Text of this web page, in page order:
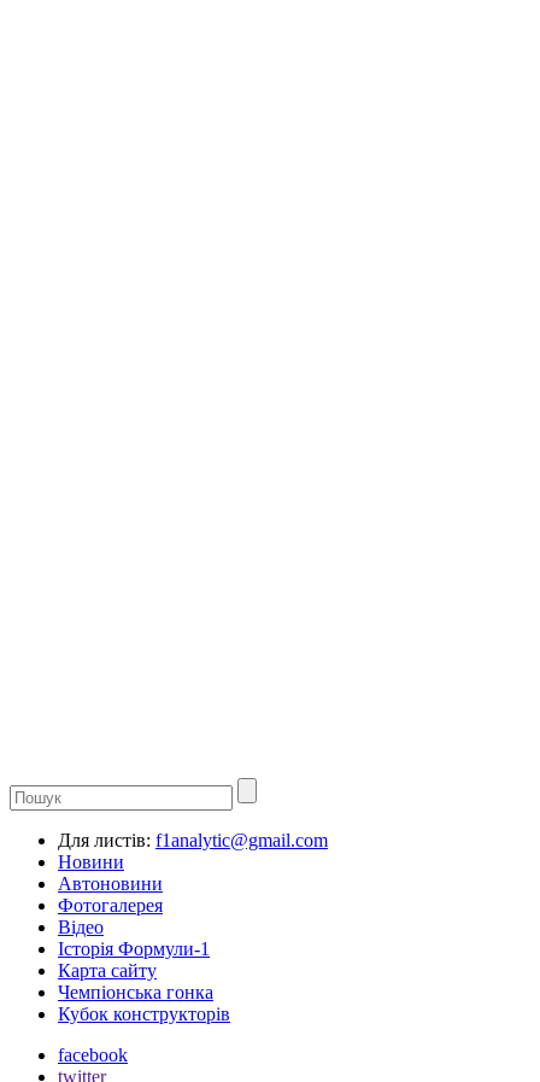
Для листів: f1analytic@gmail.com
Новини
Автоновини
Фотогалерея
Відео
Історія Формули-1
Карта сайту
Чемпіонська гонка
Кубок конструкторів
facebook
twitter